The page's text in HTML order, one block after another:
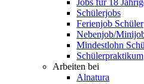
Jobs für 18
Schülerjobs
Ferienjob Schüler
Nebenjob/
Mindestlohn
Schülerpraktikum
Arbeiten bei
Alnatura